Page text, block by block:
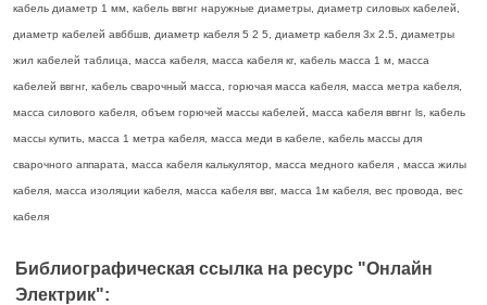
кабель диаметр 1 мм, кабель ввгнг наружные диаметры, диаметр силовых кабелей,
диаметр кабелей авббшв, диаметр кабеля 5 2 5, диаметр кабеля 3х 2.5, диаметры
жил кабелей таблица, масса кабеля, масса кабеля кг, кабель масса 1 м, масса
кабелей ввгнг, кабель сварочный масса, горючая масса кабеля, масса метра кабеля,
масса силового кабеля, объем горючей массы кабелей, масса кабеля ввгнг ls, кабель
массы купить, масса 1 метра кабеля, масса меди в кабеле, кабель массы для
сварочного аппарата, масса кабеля калькулятор, масса медного кабеля , масса жилы
кабеля, масса изоляции кабеля, масса кабеля ввг, масса 1м кабеля, вес провода, вес
кабеля
Библиографическая ссылка на ресурс "Онлайн
Электрик":